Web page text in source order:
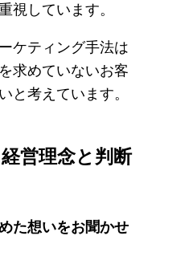
視しています。
ケティング手法は
求めていないお客
と考えています。
営理念と判断
た想いをお聞かせ